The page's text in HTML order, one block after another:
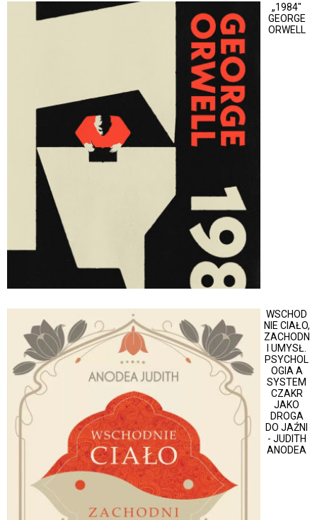
„1984"
GEORGE
ORWELL
WSCHOD
NIE CIAŁO,
ZACHODN
I UMYSŁ.
PSYCHOL
OGIA A
SYSTEM
CZAKR
JAKO
DROGA
DO JAŹNI
- JUDITH
ANODEA